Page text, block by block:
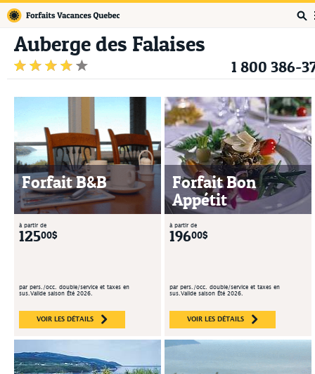
Auberge des Falaises
1 800 386-
Forfait B&B
à partir de
12500$
par pers./occ. double/service et taxes en
sus.Valide saison Été 2026.
VOIR LES DÉTAILS
Forfait Bon
Appétit
à partir de
19600$
par pers./occ. double/service et taxes en
sus.Valide saison Été 2026.
VOIR LES DÉTAILS